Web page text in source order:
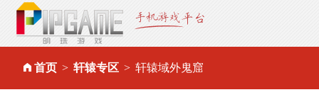
首页 轩辕专区 轩辕域外鬼窟